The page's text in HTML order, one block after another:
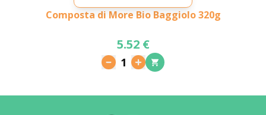
Composta di More Bio Baggiolo 320g
5.52 €
1